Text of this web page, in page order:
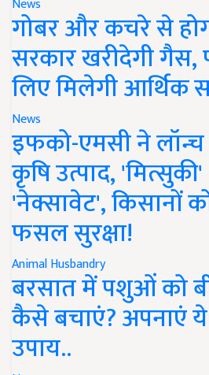
News
गोबर और कचरे से
सरकार खरीदेगी गैस,
लिए मिलेगी आर्थिक
News
इफको-एमसी ने लॉन्च
कृषि उत्पाद,
'नेक्सावेट', किसानों
फसल सुरक्षा!
Animal Husbandry
बरसात में पशुओं को
कैसे बचाएं? अपनाएं
उपाय..